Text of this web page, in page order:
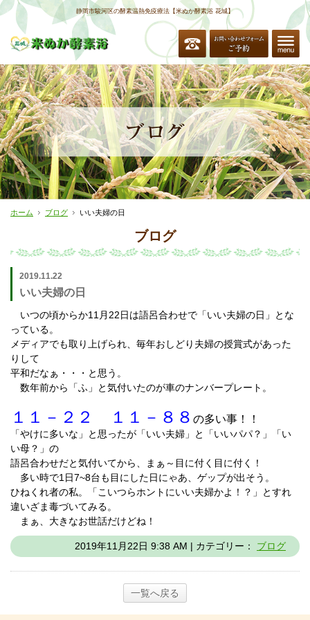
静岡市駿河区の酵素温熱免疫療法【米ぬか酵素浴 花城】
ホーム ブログ いい夫婦の日
ブログ
2019.11.22
いい夫婦の日
いつの頃からか11月22日は語呂合わせで「いい夫婦の日」とな
っている。
メディアでも取り上げられ、毎年おしどり夫婦の授賞式があった
りして
平和だなぁ・・・と思う。
数年前から「ふ」と気付いたのが車のナンバープレート。
１１－２２ １１－８８ の多い事！！
「やけに多いな」と思ったが「いい夫婦」と「いいパパ？」「い
い母？」の
語呂合わせだと気付いてから、まぁ～目に付く目に付く！
多い時で1日7~8台も目にした日にゃあ、ゲップが出そう。
ひねくれ者の私。「こいつらホントにいい夫婦かよ！？」とすれ
違いざま毒づいてみる。
まぁ、大きなお世話だけどね！
2019年11月22日 9:38 AM | カテゴリー： ブログ
一覧へ戻る